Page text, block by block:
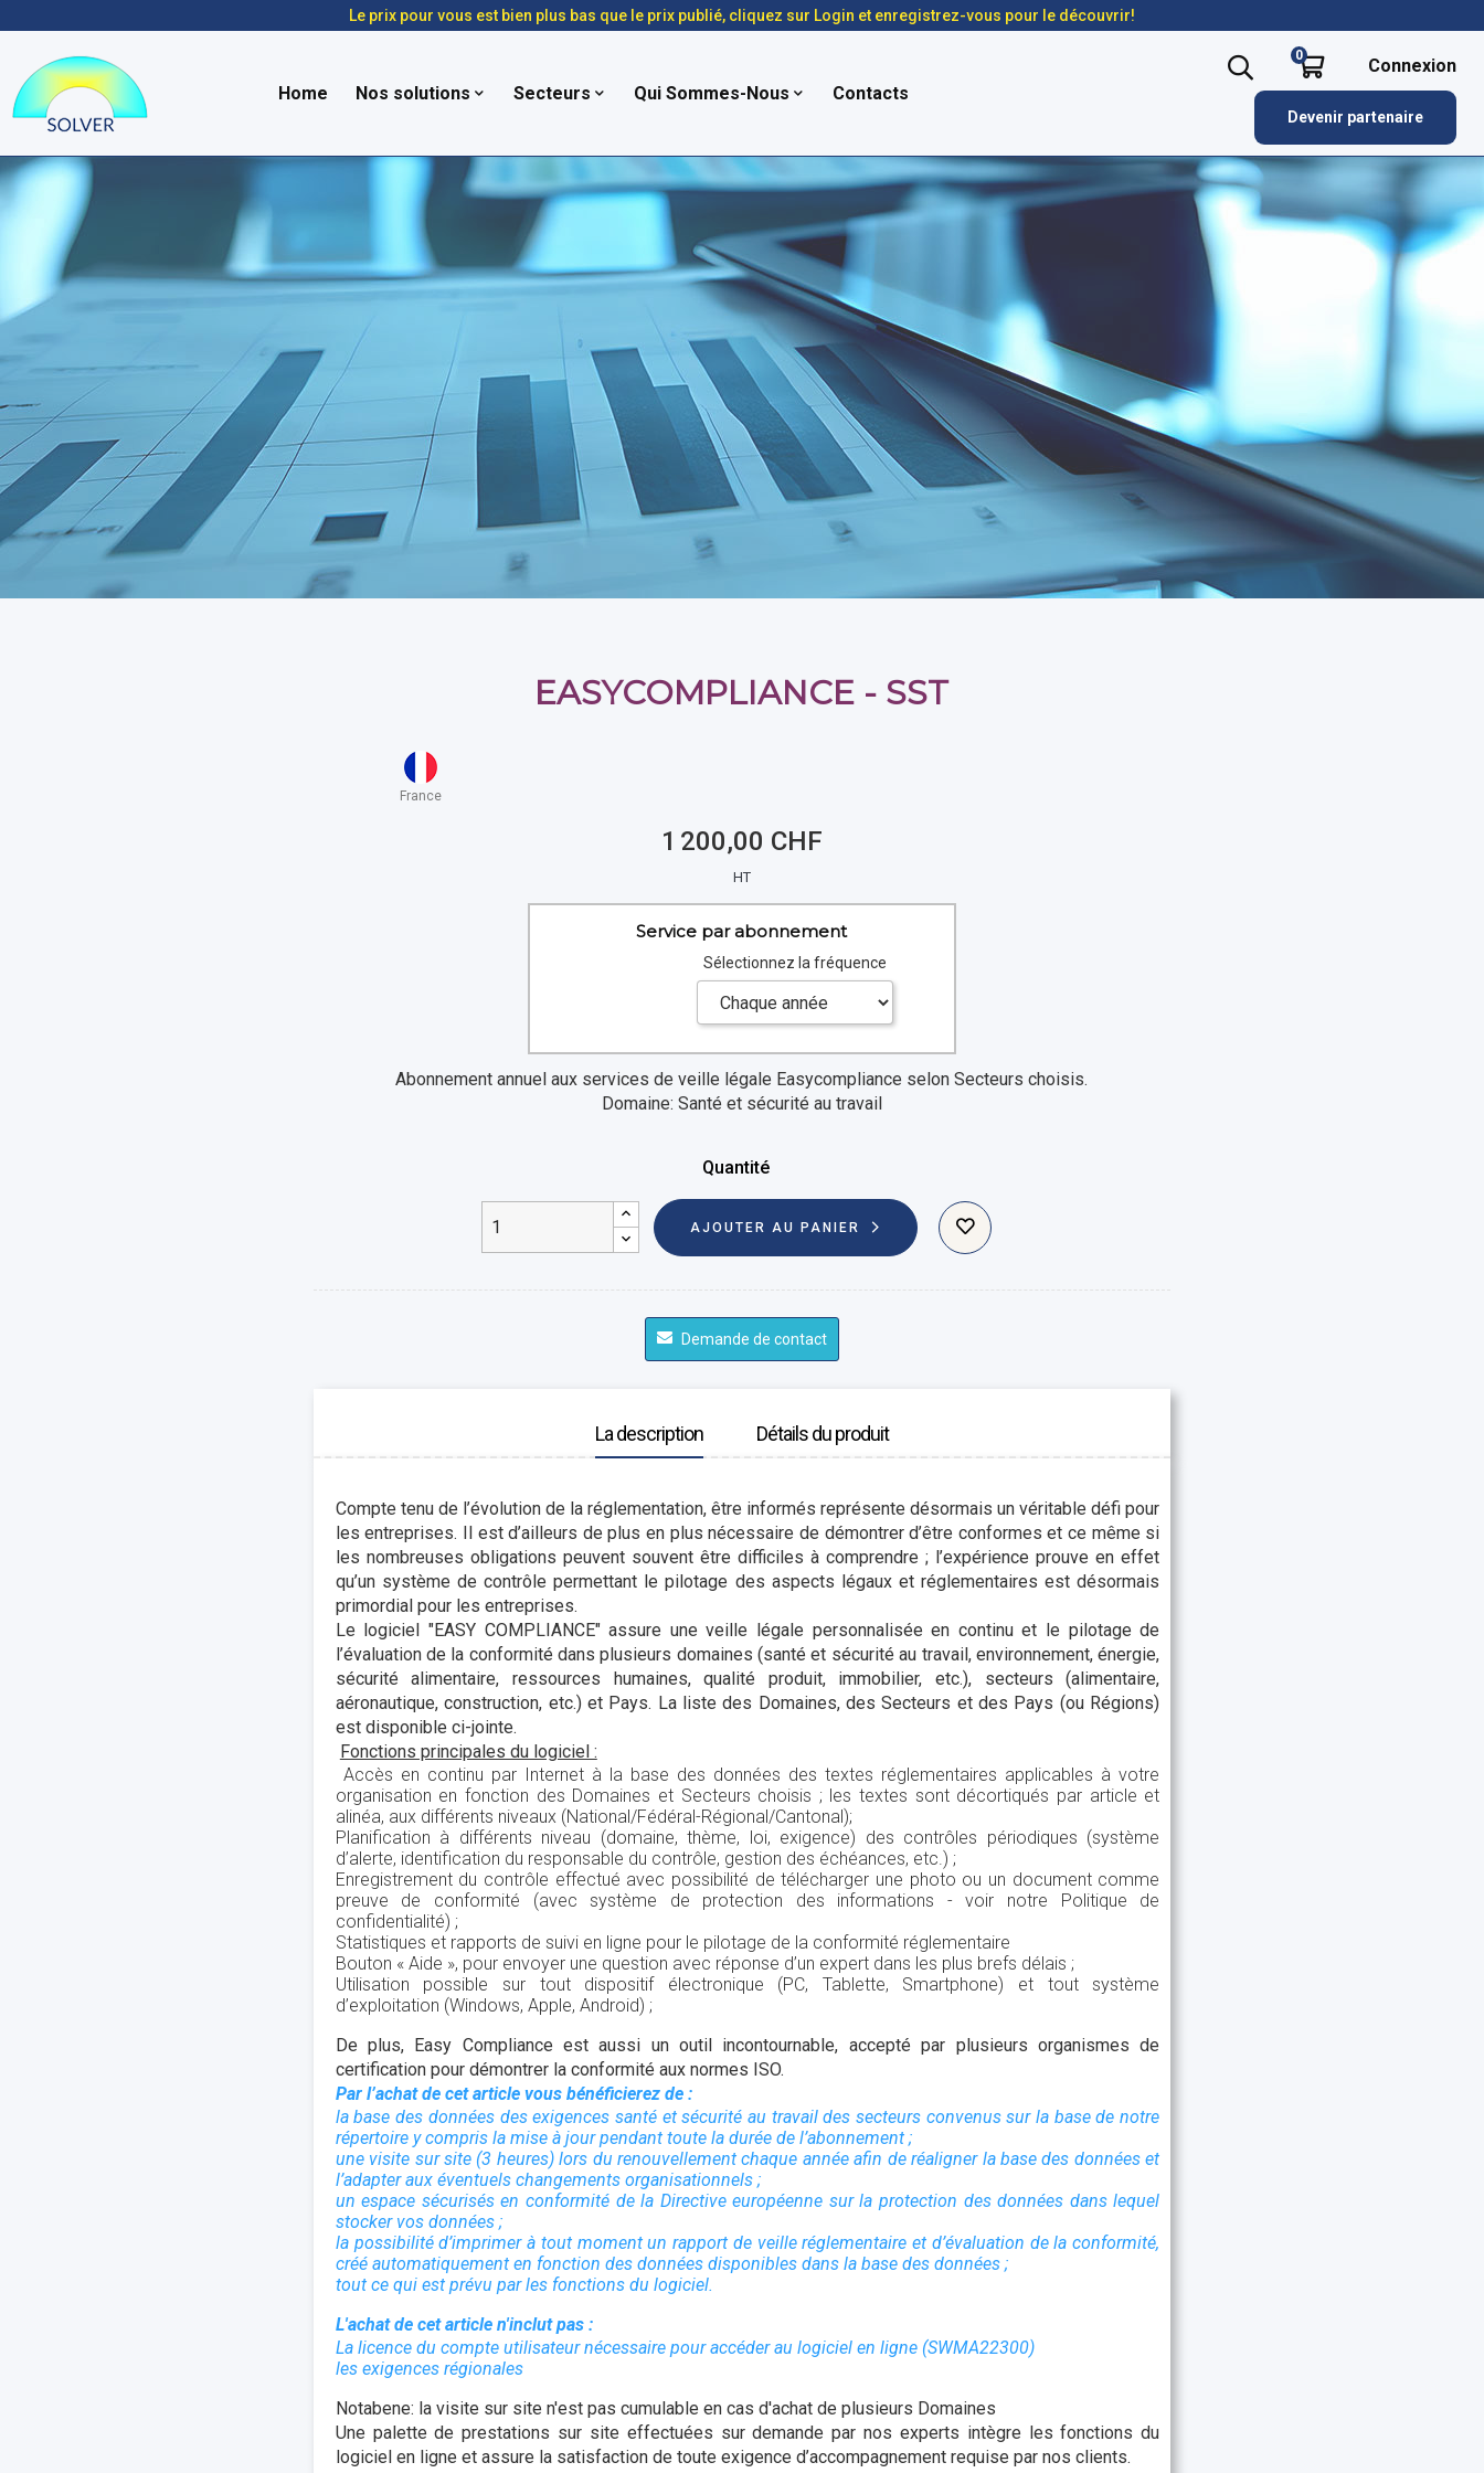
Le prix pour vous est bien plus bas que le prix publié, cliquez sur Login et enregistrez-vous pour le découvrir!
Home Nos solutions Secteurs Qui Sommes-Nous Contacts
0 Connexion
Devenir partenaire
EASYCOMPLIANCE - SST
France
1 200,00 CHF
HT
Service par abonnement
Sélectionnez la fréquence
Abonnement annuel aux services de veille légale Easycompliance selon Secteurs choisis.
Domaine: Santé et sécurité au travail
Quantité
AJOUTER AU PANIER
Demande de contact
La description Détails du produit
Compte tenu de l’évolution de la réglementation, être informés représente désormais un véritable défi pour
les entreprises. Il est d’ailleurs de plus en plus nécessaire de démontrer d’être conformes et ce même si
les nombreuses obligations peuvent souvent être difficiles à comprendre ; l’expérience prouve en effet
qu’un système de contrôle permettant le pilotage des aspects légaux et réglementaires est désormais
primordial pour les entreprises.
Le logiciel "EASY COMPLIANCE" assure une veille légale personnalisée en continu et le pilotage de
l’évaluation de la conformité dans plusieurs domaines (santé et sécurité au travail, environnement, énergie,
sécurité alimentaire, ressources humaines, qualité produit, immobilier, etc.), secteurs (alimentaire,
aéronautique, construction, etc.) et Pays. La liste des Domaines, des Secteurs et des Pays (ou Régions)
est disponible ci-jointe.
Fonctions principales du logiciel :
Accès en continu par Internet à la base des données des textes réglementaires applicables à votre
organisation en fonction des Domaines et Secteurs choisis ; les textes sont décortiqués par article et
alinéa, aux différents niveaux (National/Fédéral-Régional/Cantonal);
Planification à différents niveau (domaine, thème, loi, exigence) des contrôles périodiques (système
d’alerte, identification du responsable du contrôle, gestion des échéances, etc.) ;
Enregistrement du contrôle effectué avec possibilité de télécharger une photo ou un document comme
preuve de conformité (avec système de protection des informations - voir notre Politique de
confidentialité) ;
Statistiques et rapports de suivi en ligne pour le pilotage de la conformité réglementaire
Bouton « Aide », pour envoyer une question avec réponse d’un expert dans les plus brefs délais ;
Utilisation possible sur tout dispositif électronique (PC, Tablette, Smartphone) et tout système
d’exploitation (Windows, Apple, Android) ;
De plus, Easy Compliance est aussi un outil incontournable, accepté par plusieurs organismes de
certification pour démontrer la conformité aux normes ISO.
Par l’achat de cet article vous bénéficierez de :
la base des données des exigences santé et sécurité au travail des secteurs convenus sur la base de notre
répertoire y compris la mise à jour pendant toute la durée de l’abonnement ;
une visite sur site (3 heures) lors du renouvellement chaque année afin de réaligner la base des données et
l’adapter aux éventuels changements organisationnels ;
un espace sécurisés en conformité de la Directive européenne sur la protection des données dans lequel
stocker vos données ;
la possibilité d’imprimer à tout moment un rapport de veille réglementaire et d’évaluation de la conformité,
créé automatiquement en fonction des données disponibles dans la base des données ;
tout ce qui est prévu par les fonctions du logiciel.
L'achat de cet article n'inclut pas :
La licence du compte utilisateur nécessaire pour accéder au logiciel en ligne (SWMA22300)
les exigences régionales
Notabene: la visite sur site n'est pas cumulable en cas d'achat de plusieurs Domaines
Une palette de prestations sur site effectuées sur demande par nos experts intègre les fonctions du
logiciel en ligne et assure la satisfaction de toute exigence d’accompagnement requise par nos clients.